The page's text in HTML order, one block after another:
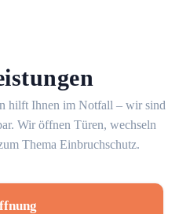
hilft Ihnen im Notfall – wir sind
Wir öffnen Türen, wechseln
Thema Einbruchschutz.